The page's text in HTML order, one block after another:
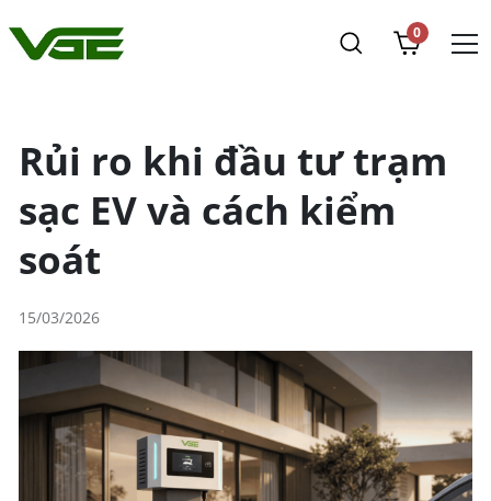
0
Rủi ro khi đầu tư trạm
sạc EV và cách kiểm
soát
15/03/2026